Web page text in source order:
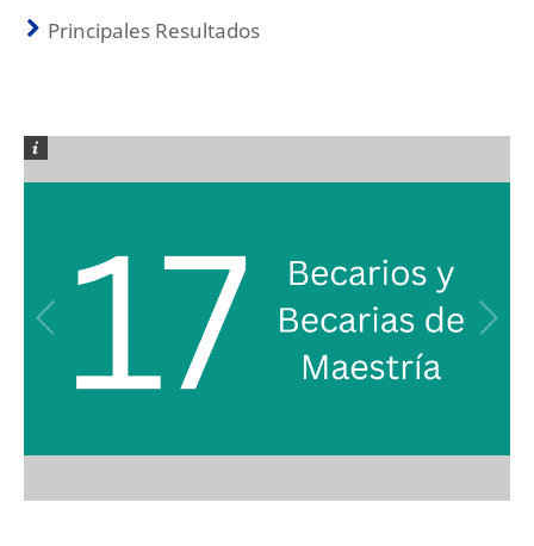
Principales Resultados